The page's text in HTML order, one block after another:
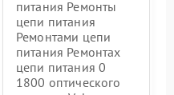
питания Ремонты
цепи питания
Ремонтами цепи
питания Ремонтах
цепи питания 0
1800 оптического